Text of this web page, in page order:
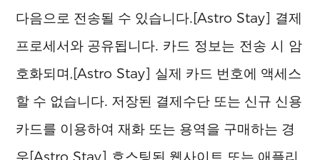
다음으로 전송될 수 있습니다.[Astro Stay] 결제
프로세서와 공유됩니다. 카드 정보는 전송 시 암
호화되며,[Astro Stay] 실제 카드 번호에 액세스
할 수 없습니다. 저장된 결제수단 또는 신규 신용
카드를 이용하여 재화 또는 용역을 구매하는 경
우[Astro Stay] 호스팅된 웹사이트 또는 애플리